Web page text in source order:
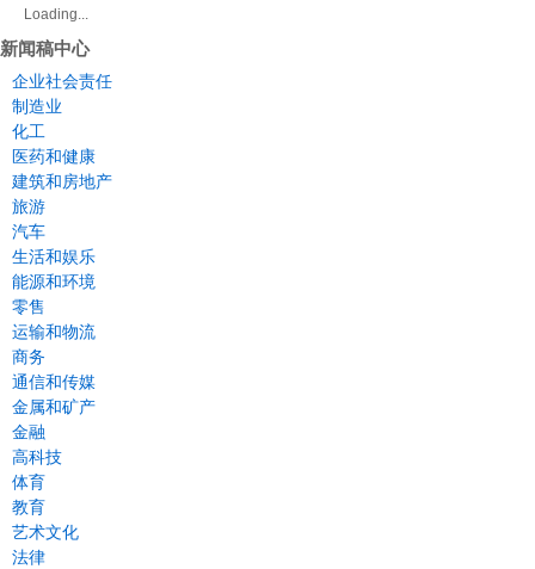
Loading...
新闻稿中心
企业社会责任
制造业
化工
医药和健康
建筑和房地产
旅游
汽车
生活和娱乐
能源和环境
零售
运输和物流
商务
通信和传媒
金属和矿产
金融
高科技
体育
教育
艺术文化
法律